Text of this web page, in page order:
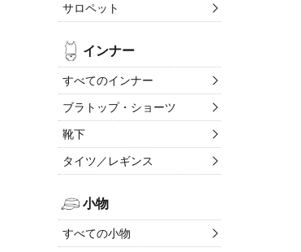
サロペット
インナー
すべてのインナー
ブラトップ・ショーツ
靴下
タイツ／レギンス
小物
すべての小物